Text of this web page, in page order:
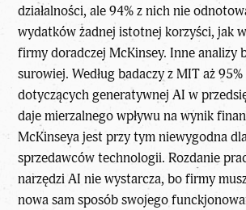
działalności, ale 94% z nich nie
wydatków żadnej istotnej korzyści, jak
firmy doradczej McKinsey. Inne analizy
surowiej. Według badaczy z MIT aż
dotyczących generatywnej AI w
daje mierzalnego wpływu na wynik
McKinseya jest przy tym niewygodna
sprzedawców technologii. Rozdanie
narzędzi AI nie wystarcza, bo firmy
nowa sam sposób swojego